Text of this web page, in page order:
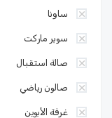
ساونا
سوبر ماركت
صالة استقبال
صالون رياضي
غرفة الأبوين